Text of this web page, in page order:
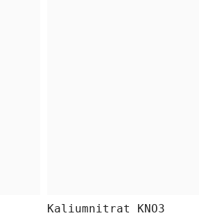
Kaliumnitrat KNO3